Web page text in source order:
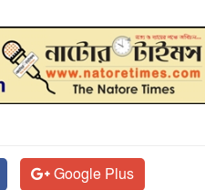
Google Plus